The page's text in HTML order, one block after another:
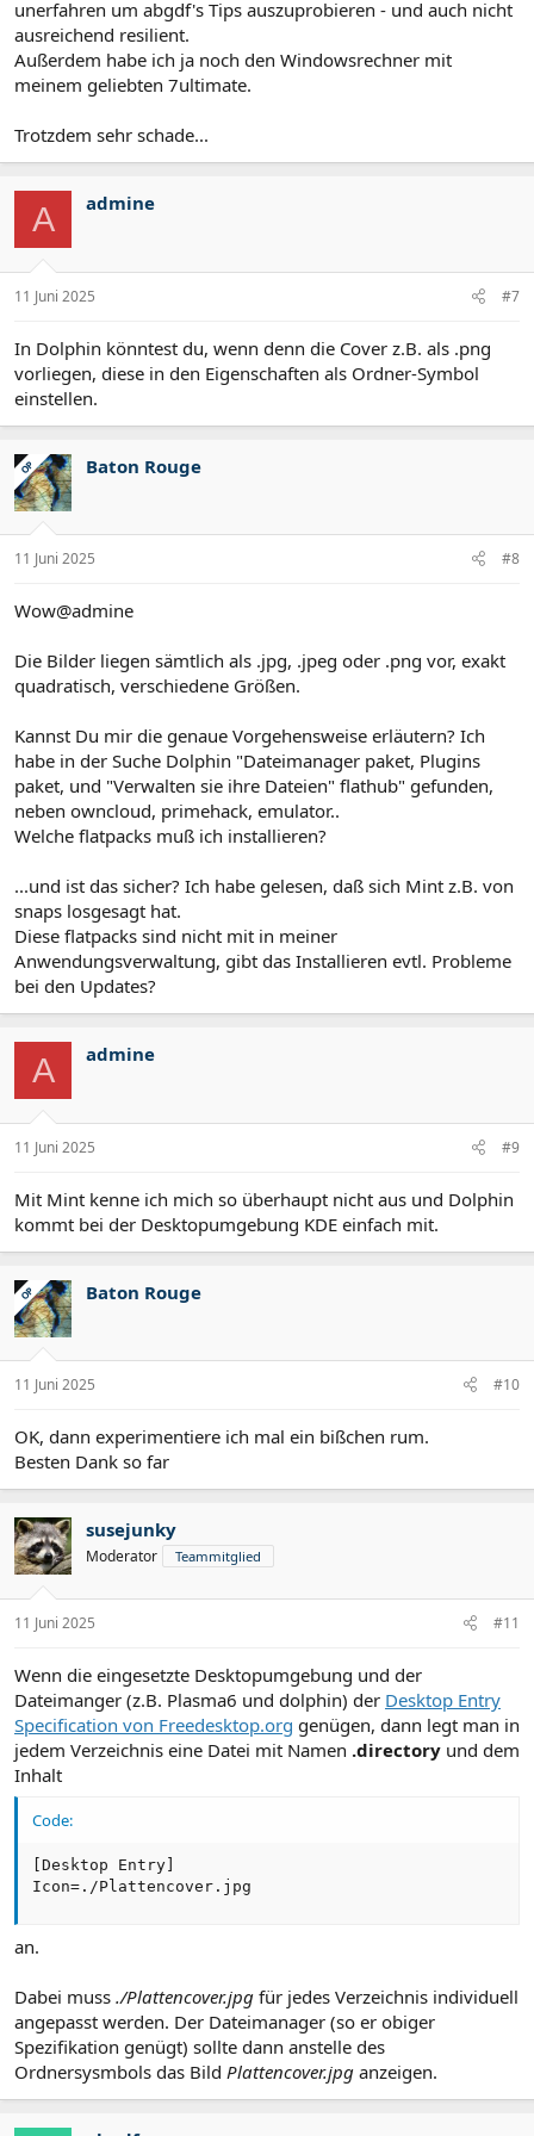
unerfahren um abgdf's Tips auszuprobieren - und auch nicht
ausreichend resilient.
Außerdem habe ich ja noch den Windowsrechner mit
meinem geliebten 7ultimate.
Trotzdem sehr schade...
A admine
11 Juni 2025 #7
In Dolphin könntest du, wenn denn die Cover z.B. als .png
vorliegen, diese in den Eigenschaften als Ordner-Symbol
einstellen.
OP Baton Rouge
11 Juni 2025 #8
Wow@admine
Die Bilder liegen sämtlich als .jpg, .jpeg oder .png vor, exakt
quadratisch, verschiedene Größen.
Kannst Du mir die genaue Vorgehensweise erläutern? Ich
habe in der Suche Dolphin "Dateimanager paket, Plugins
paket, und "Verwalten sie ihre Dateien" flathub" gefunden,
neben owncloud, primehack, emulator..
Welche flatpacks muß ich installieren?
...und ist das sicher? Ich habe gelesen, daß sich Mint z.B. von
snaps losgesagt hat.
Diese flatpacks sind nicht mit in meiner
Anwendungsverwaltung, gibt das Installieren evtl. Probleme
bei den Updates?
A admine
11 Juni 2025 #9
Mit Mint kenne ich mich so überhaupt nicht aus und Dolphin
kommt bei der Desktopumgebung KDE einfach mit.
OP Baton Rouge
11 Juni 2025 #10
OK, dann experimentiere ich mal ein bißchen rum.
Besten Dank so far
susejunky
Moderator Teammitglied
11 Juni 2025 #11
Wenn die eingesetzte Desktopumgebung und der
Dateimanger (z.B. Plasma6 und dolphin) der Desktop Entry
Specification von Freedesktop.org genügen, dann legt man in
jedem Verzeichnis eine Datei mit Namen .directory und dem
Inhalt
Code:
[Desktop Entry]
Icon=./Plattencover.jpg
an.
Dabei muss ./Plattencover.jpg für jedes Verzeichnis individuell
angepasst werden. Der Dateimanager (so er obiger
Spezifikation genügt) sollte dann anstelle des
Ordnersysmbols das Bild Plattencover.jpg anzeigen.